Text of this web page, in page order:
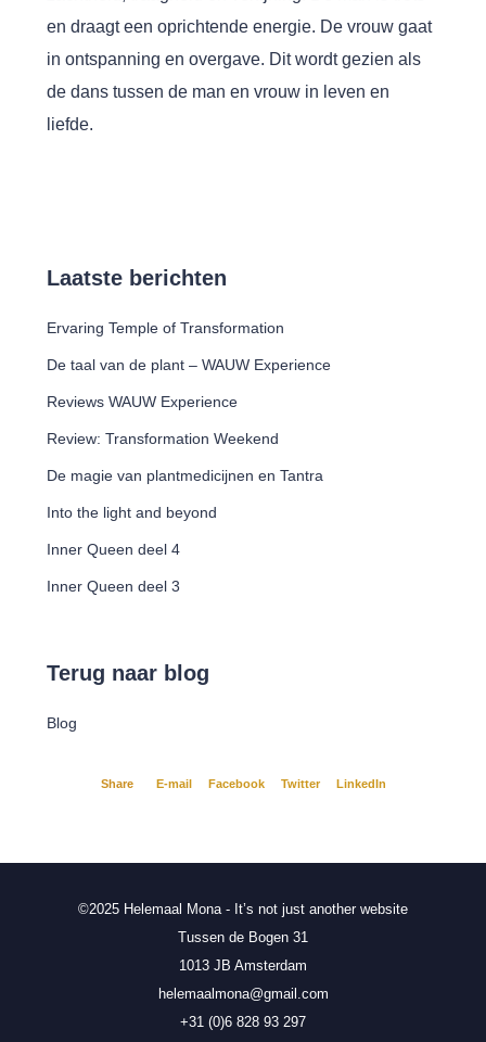
en draagt een oprichtende energie. De vrouw gaat
in ontspanning en overgave. Dit wordt gezien als
de dans tussen de man en vrouw in leven en
liefde.
Laatste berichten
Ervaring Temple of Transformation
De taal van de plant – WAUW Experience
Reviews WAUW Experience
Review: Transformation Weekend
De magie van plantmedicijnen en Tantra
Into the light and beyond
Inner Queen deel 4
Inner Queen deel 3
Terug naar blog
Blog
Share E-mail Facebook Twitter LinkedIn
©2025 Helemaal Mona - It’s not just another website
Tussen de Bogen 31
1013 JB Amsterdam
helemaalmona@gmail.com
+31 (0)6 828 93 297